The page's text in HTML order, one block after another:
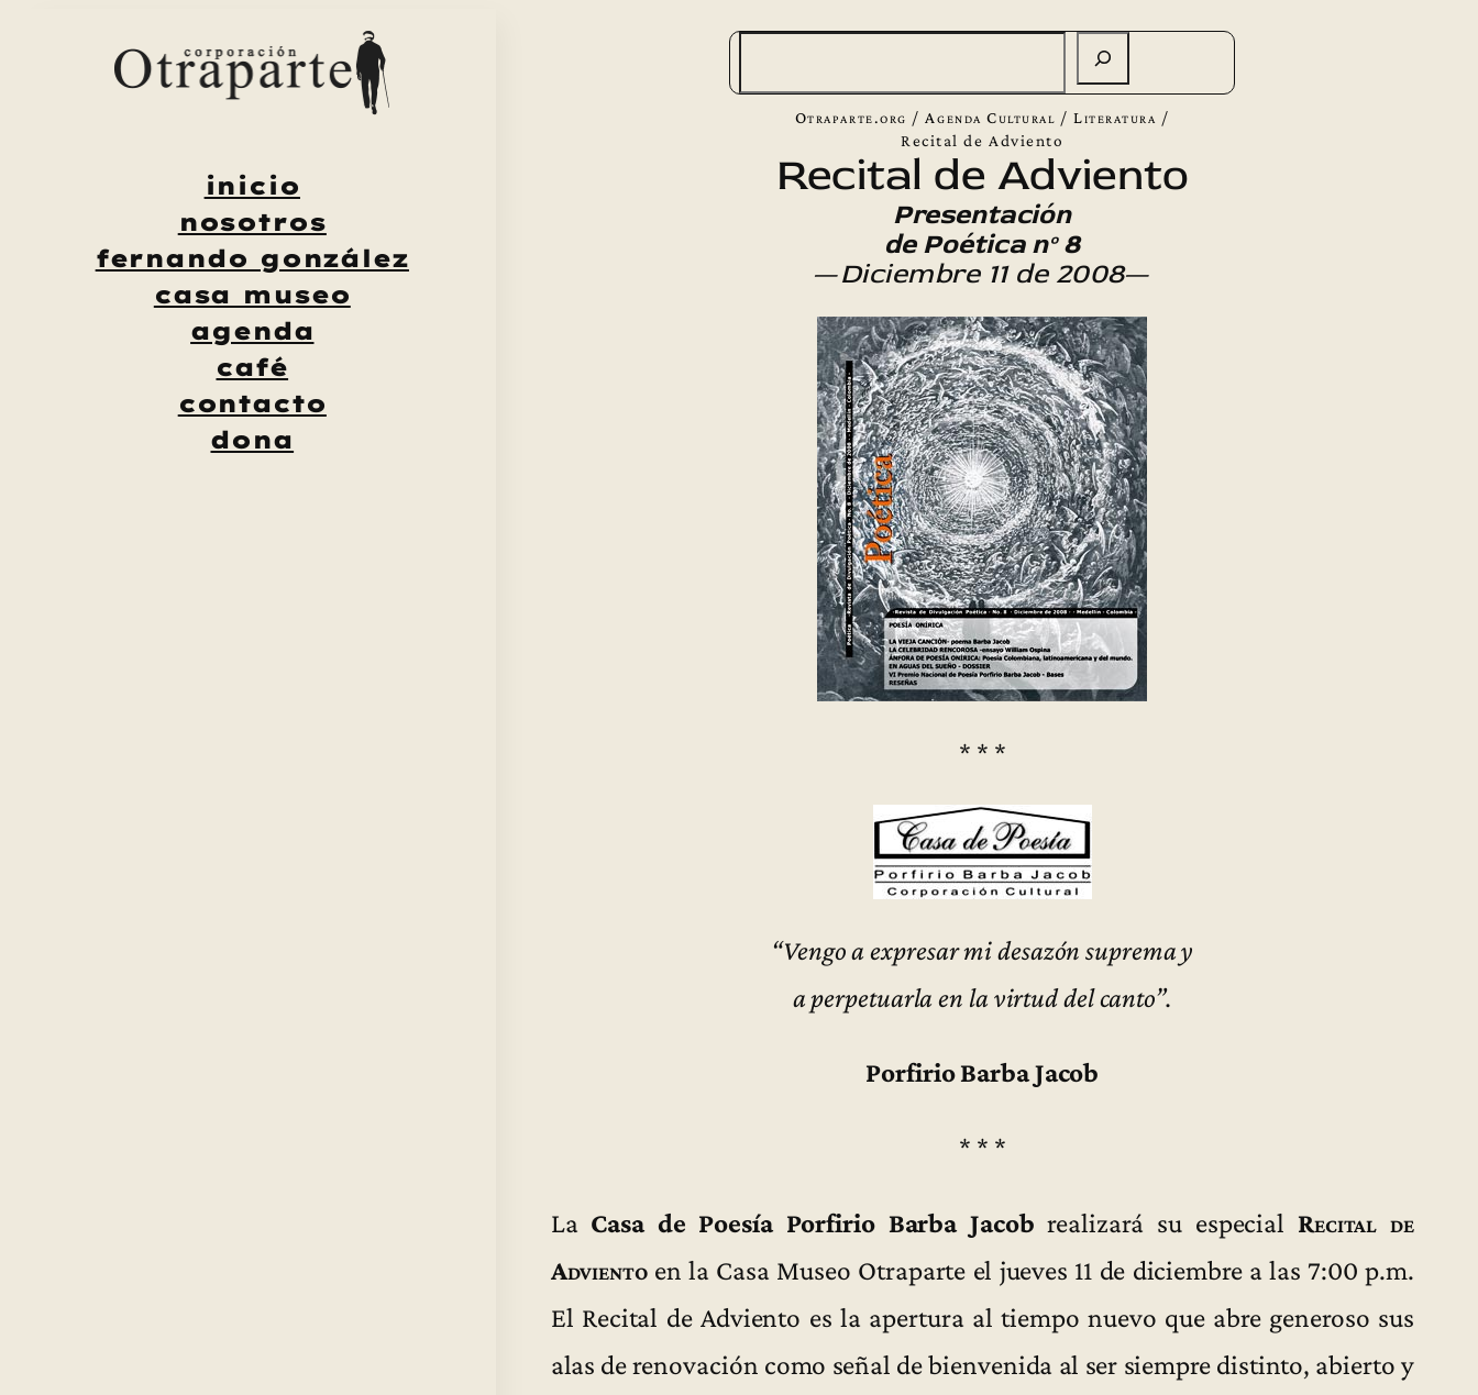
inicio
nosotros
fernando gonzález
casa museo
agenda
café
contacto
dona
Otraparte.org / Agenda Cultural /Literatura /
Recital de Adviento
Recital de Adviento
Presentación
de Poética nº 8
—Diciembre 11 de 2008—
* * *
“Vengo a expresar mi desazón suprema y
a perpetuarla en la virtud del canto”.
Porfirio Barba Jacob
* * *
La Casa de Poesía Porfirio Barba Jacob realizará su especial Recital de
Advientoen la Casa Museo Otraparte el jueves 11 de diciembre a las 7:00 p.m.
El Recital de Adviento es la apertura al tiempo nuevo que abre generoso sus
alas de renovación como señal de bienvenida al ser siempre distinto, abierto y